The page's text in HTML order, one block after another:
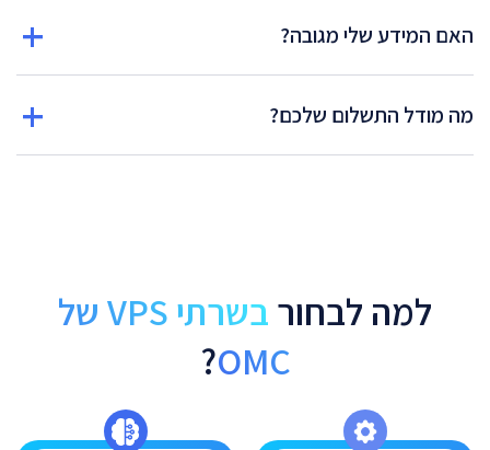
האם המידע שלי מגובה?
מה מודל התשלום שלכם?
למה לבחור
בשרתי VPS של
OMC
?